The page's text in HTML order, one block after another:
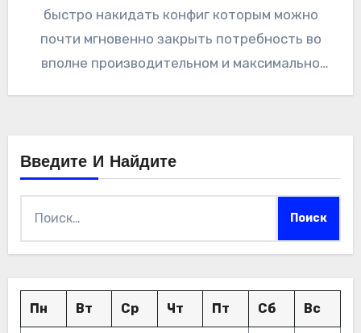
быстро накидать конфиг которым можно
почти мгновенно закрыть потребность во
вполне производительном и максимально
Введите И Найдите
Пн Вт Ср Чт Пт Сб Вс